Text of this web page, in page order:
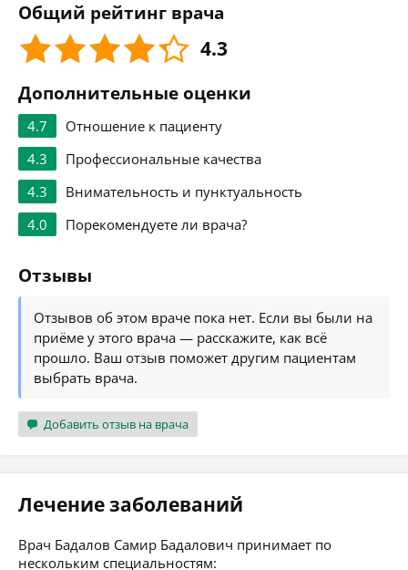
Общий рейтинг врача
4.3
Дополнительные оценки
4.7
Отношение к пациенту
4.3
Профессиональные качества
4.3
Внимательность и пунктуальность
4.0
Порекомендуете ли врача?
Отзывы
Отзывов об этом враче пока нет. Если вы были на
приёме у этого врача — расскажите, как всё
прошло. Ваш отзыв поможет другим пациентам
выбрать врача.
Добавить отзыв на врача
Лечение заболеваний
Врач Бадалов Самир Бадалович принимает по
нескольким специальностям: